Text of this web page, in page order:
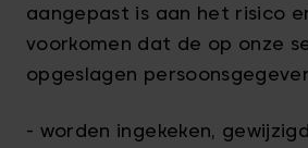
aangepast is aan het risico
voorkomen dat de op onze
opgeslagen
- worden ingekeken,